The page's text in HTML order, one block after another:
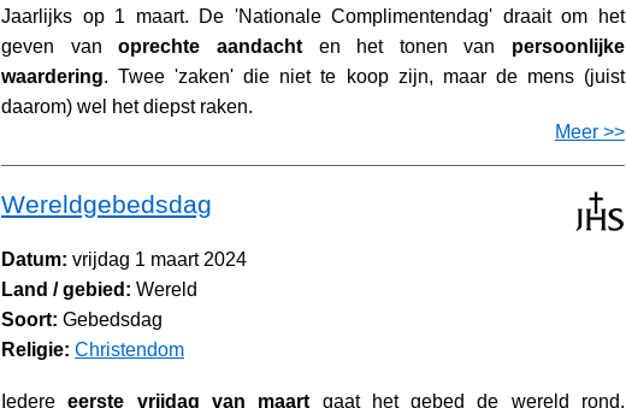
Jaarlijks op 1 maart. De 'Nationale Complimentendag' draait om het
geven vanoprechte aandachten het tonen van persoonlijke
waardering. Twee 'zaken' die niet te koop zijn, maar de mens (juist
daarom) wel het diepst raken.
Meer >>
Wereldgebedsdag
Datum: vrijdag 1 maart 2024
Land / gebied: Wereld
Soort: Gebedsdag
Religie: Christendom
Iedereeerste vrijdag van maart gaat het gebed de wereld rond.